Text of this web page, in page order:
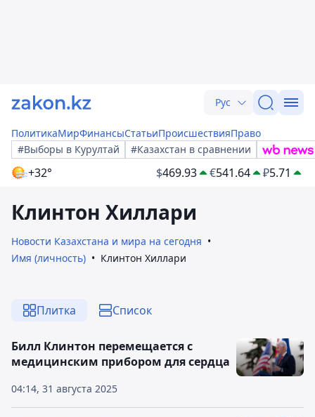
Рус
ПолитикаМирФинансыСтатьиПроисшествияПраво
#Выборы в Курултай
#Казахстан в сравнении
+32° $469.93 €541.64 ₽5.71
Клинтон Хиллари
Новости Казахстана и мира на сегодня
Имя (личность)
Клинтон Хиллари
Плитка Список
04:14, 31 августа 2025
Билл Клинтон перемещается с
медицинским прибором для сердца